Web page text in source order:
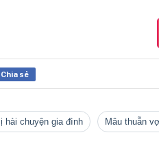
Chia sẻ
bị hài chuyện gia đình mâu thuẫn